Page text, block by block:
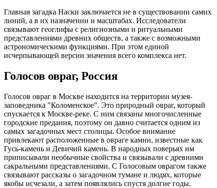
Главная загадка Наски заключается не в существовании самих
линий, а в их назначении и масштабах. Исследователи
связывают геоглифы с религиозными и ритуальными
представлениями древних обществ, а также с возможными
астрономическими функциями. При этом единой
исчерпывающей версии значения всего комплекса нет.
Голосов овраг, Россия
Голосов овраг в Москве находится на территории музея-
заповедника "Коломенское". Это природный овраг, который
спускается к Москве-реке. С ним связаны многочисленные
городские предания, поэтому он давно считается одним из
самых загадочных мест столицы. Особое внимание
привлекают расположенные в овраге камни, известные как
Гусь-камень и Девичий камень. В народных поверьях им
приписывали необычные свойства и связывали с древними
сакральными представлениями. С Голосовым оврагом также
связывают рассказы о загадочном тумане и людях, которые
якобы исчезали, а затем появлялись спустя долгие годы.